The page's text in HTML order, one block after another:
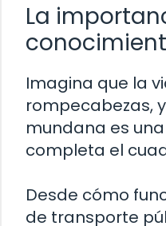
La
Imagina que la
rompecabezas,
mundana es
completa el
Desde cómo
de transporte